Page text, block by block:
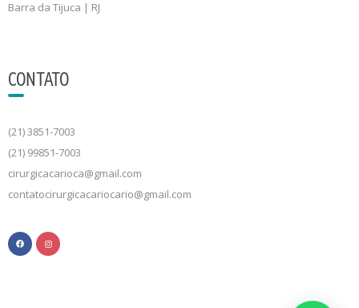
Barra da Tijuca | RJ
CONTATO
(21) 3851-7003
(21) 99851-7003
cirurgicacarioca@gmail.com
contatocirurgicacariocario@gmail.com